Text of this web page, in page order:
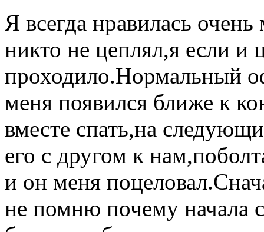
Я всегда нравилась
никто не цеплял,я если и
проходило.Нормальный
меня появился ближе к
вместе спать,на
его с другом к
и он меня
не помню почему начала